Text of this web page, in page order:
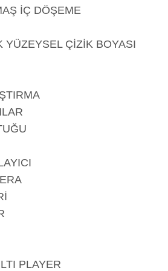
İÇ DÖŞEME
YÜZEYSEL ÇİZİK BOYASI
PLAYER